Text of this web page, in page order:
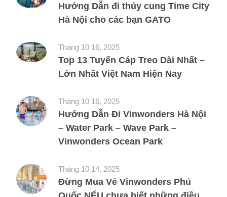
Hướng Dẫn đi thủy cung Time City
Hà Nội cho các bạn GATO
Tháng 10 16, 2025
Top 13 Tuyến Cáp Treo Dài Nhất –
Lớn Nhất Việt Nam Hiện Nay
Tháng 10 16, 2025
Hướng Dẫn Đi Vinwonders Hà Nội
– Water Park – Wave Park –
Vinwonders Ocean Park
Tháng 10 14, 2025
Đừng Mua Vé Vinwonders Phú